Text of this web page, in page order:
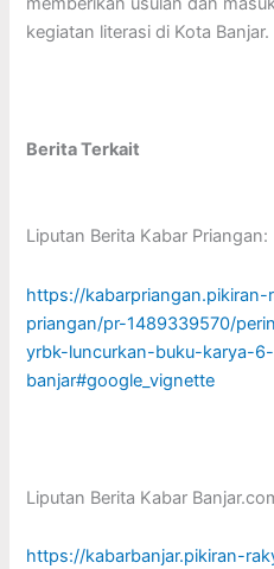
kegiatan literasi di Kota Banjar.
Berita Terkait
Liputan Berita Kabar Priangan:
https://kabarpriangan.pikiran-
priangan/pr-1489339570/
yrbk-luncurkan-buku-karya-
banjar#google_vignette
Liputan Berita Kabar
https://kabarbanjar.pikiran-